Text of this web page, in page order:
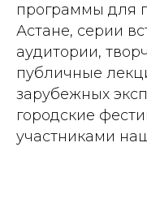
программы для
Астане, серии
аудитории,
публичные
зарубежных
городские
участниками